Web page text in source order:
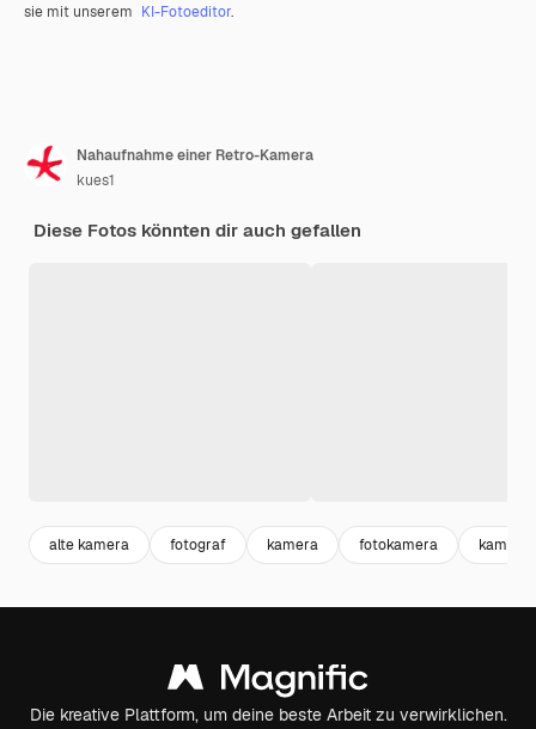
sie mit unserem KI-Fotoeditor.
Nahaufnahme einer Retro-Kamera
kues1
Diese Fotos könnten dir auch gefallen
alte kamera fotograf kamera fotokamera
Die kreative Plattform, um deine beste Arbeit zu verwirklichen.